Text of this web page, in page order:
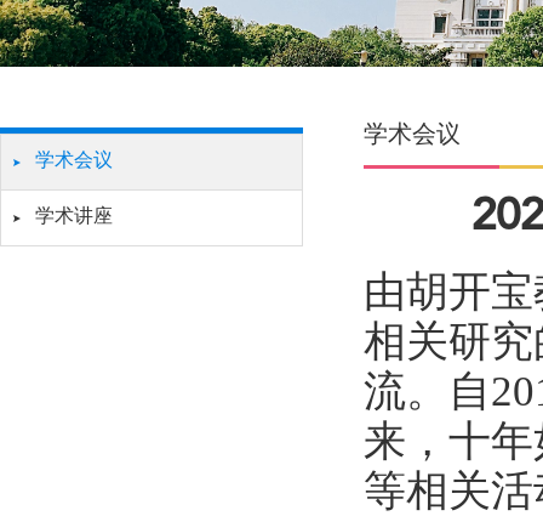
学术会议
学术讲座
学术会议
由胡开
相关研
流。自
来，十
等相关